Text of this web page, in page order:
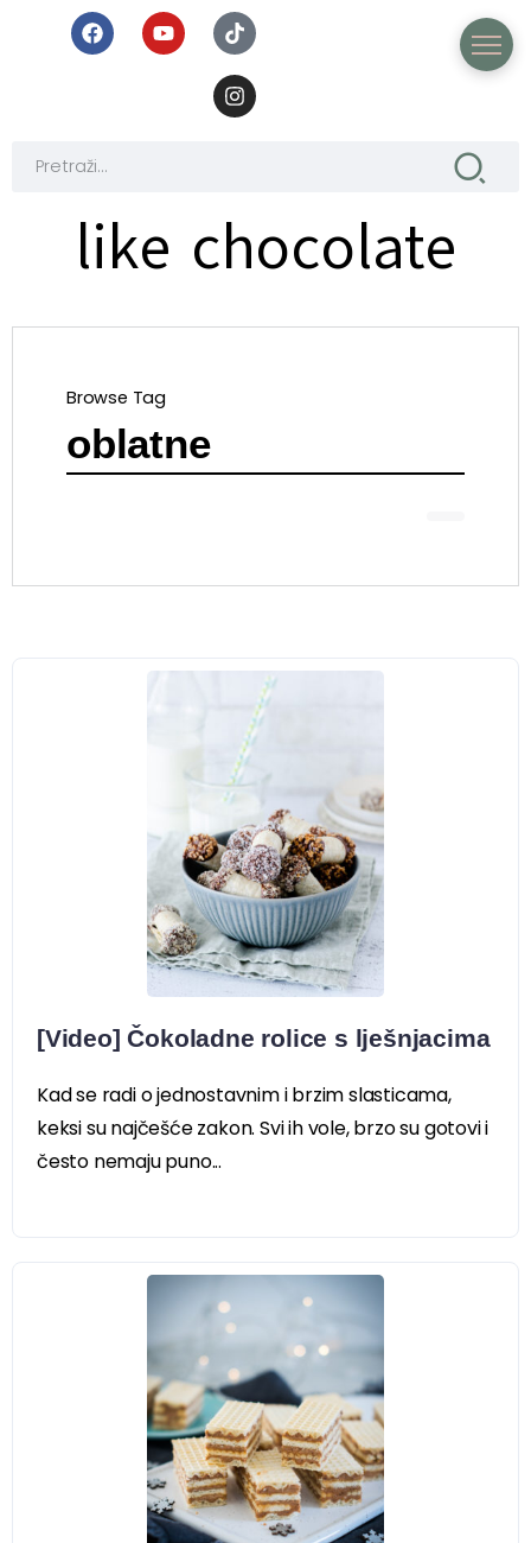
like chocolate
Browse Tag
oblatne
[Video] Čokoladne rolice s lješnjacima
Kad se radi o jednostavnim i brzim slasticama,
keksi su najčešće zakon. Svi ih vole, brzo su gotovi i
često nemaju puno...